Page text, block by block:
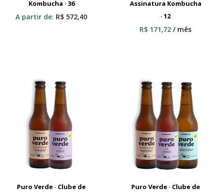
Adicionar Ao Carrinho
Kombucha · 36
A partir de: R$ 572,40
Adicionar Ao Carrinho
Assinatura Kombucha
· 12
R$ 171,72 / mês
Puro Verde · Clube de
Puro Verde · Clube de